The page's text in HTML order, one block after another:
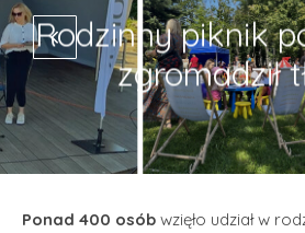
Rodzinny piknik
zgromadził
Ponad 400 osób wzięło udział w